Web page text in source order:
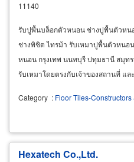
11140
รับปูพื้นบล็อกตัวหนอน ช่างปูพื้นตัวหน
ช่างพิชิต ไทรม้า รับเหมาปูพื้นตัวหน
หนอน กรุงเทพ นนทบุรี ปทุมธานี สมุท
รับเหมาโดยตรงกับเจ้าของสถานที่ แ
Category : Floor Tiles-
Hexatech Co.,Ltd.